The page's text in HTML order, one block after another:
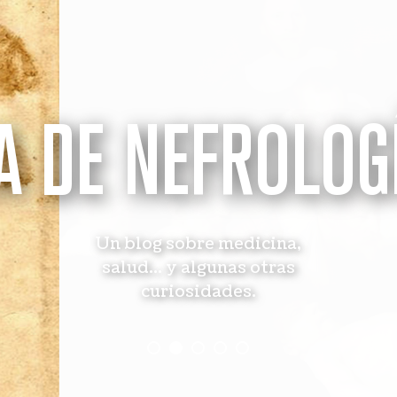
DE
Un blog sobre medicina,
salud... y algunas otras
curiosidades.